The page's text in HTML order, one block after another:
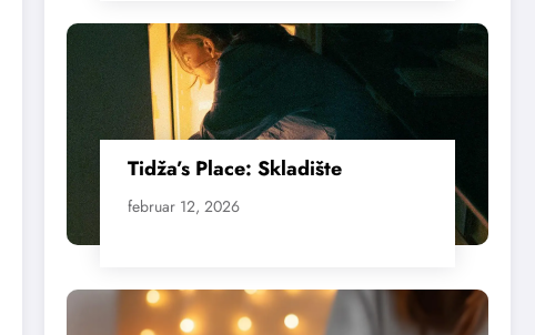
Tidža’s Place: Skladište
februar 12, 2026